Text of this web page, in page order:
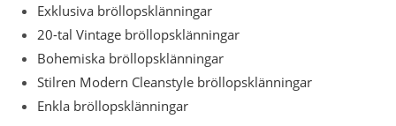
Exklusiva bröllopsklänningar
20-tal Vintage bröllopsklänningar
Bohemiska bröllopsklänningar
Stilren Modern Cleanstyle bröllopsklänningar
Enkla bröllopsklänningar